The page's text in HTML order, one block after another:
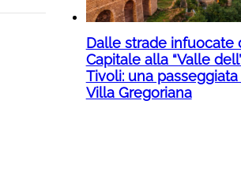
Dalle strade infuocate
Capitale alla “Valle
Tivoli: una
Villa Gregoriana